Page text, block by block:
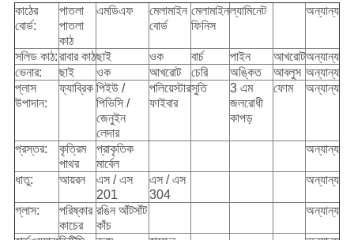
কাঠের
বোর্ড:
পাতলা
পাতলা
কাঠ
এমডিএফ
মেলামাইন
বোর্ড
মেলামাইন
ফিনিস
ল্যামিনেট অন্যান্য
সলিড কাঠ:রাবার কাঠছাই ওক বার্চ পাইন আখরোটঅন্যান্য
ভেনার:
ছাই ওক আখরোট চেরি অঙ্কিত আবলুস অন্যান্য
প্লাস
উপাদান:
ফ্যাব্রিক পিইউ /
পিভিসি /
জেনুইন
লেদার
পলিয়েস্টার
ফাইবার
সুতি
3 এম
জলরোধী
কাপড়
ফোম অন্যান্য
প্রস্তর:
কৃত্রিম
পাথর
প্রাকৃতিক
মার্বেল
অন্যান্য
ধাতু: আয়রন
এস / এস
201
এস / এস
304
অন্যান্য
গ্লাস:
পরিষ্কার
কাচের
রঙিন আঁটসাঁট
কাঁচ
অন্যান্য